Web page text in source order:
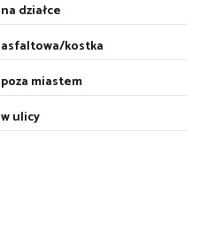
na działce
asfaltowa/kostka
poza miastem
w ulicy